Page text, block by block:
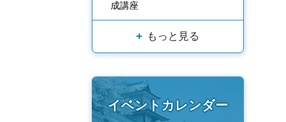
成講座
もっと見る
イベントカレンダー